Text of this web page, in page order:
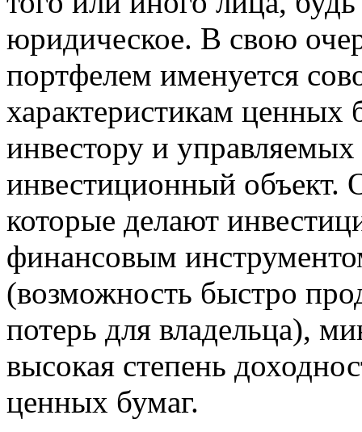
юридическое. В свою
портфелем именуется
характеристикам
инвестору и
инвестиционный объект.
которые делают
финансовым
(возможность быстро
потерь для владельца),
высокая степень
ценных бумаг.